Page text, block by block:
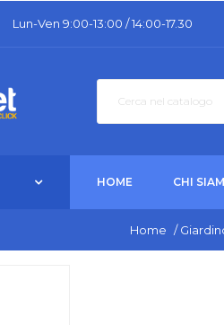
Lun-Ven 9:00-13:00 / 14:00-17.30
HOME CHI
Home /